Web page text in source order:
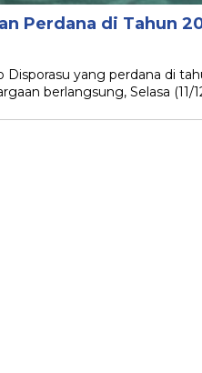
Perdana di Tahun
yang perdana di
berlangsung, Selasa (11/